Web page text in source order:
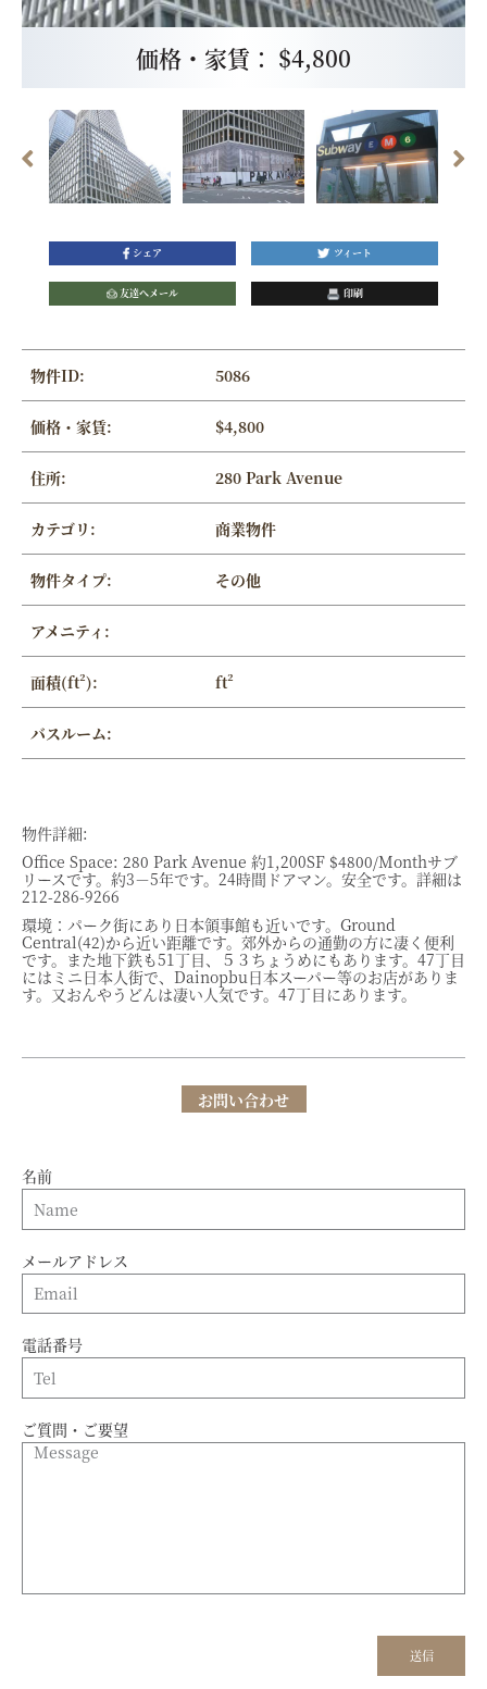
価格・家賃： $4,800
シェア ツィート
友達へメール 印刷
物件ID: 5086
価格・家賃: $4,800
住所: 280 Park Avenue
カテゴリ: 商業物件
物件タイプ: その他
アメニティ:
面積(ft²): ft²
バスルーム:
物件詳細:
Office Space: 280 Park Avenue 約1,200SF $4800/Monthサブ
リースです。約3－5年です。24時間ドアマン。安全です。詳細は
212-286-9266
環境：パーク街にあり日本領事館も近いです。Ground
Central(42)から近い距離です。郊外からの通勤の方に凄く便利
です。また地下鉄も51丁目、５３ちょうめにもあります。47丁目
にはミニ日本人街で、Dainopbu日本スーパー等のお店がありま
す。又おんやうどんは凄い人気です。47丁目にあります。
お問い合わせ
名前
メールアドレス
電話番号
ご質問・ご要望